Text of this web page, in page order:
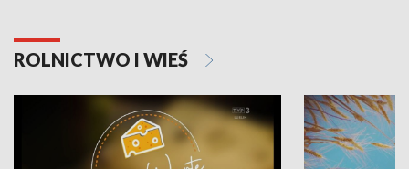
ROLNICTWO I WIEŚ